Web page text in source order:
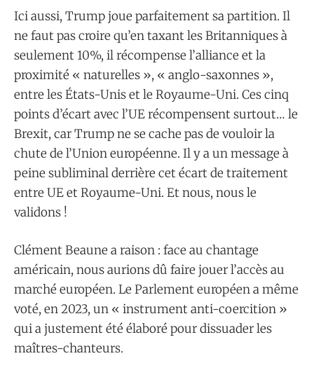
Ici aussi, Trump joue parfaitement sa partition. Il
ne faut pas croire qu’en taxant les Britanniques à
seulement 10%, il récompense l’alliance et la
proximité « naturelles », « anglo-saxonnes »,
entre les États-Unis et le Royaume-Uni. Ces cinq
points d’écart avec l’UE récompensent surtout… le
Brexit, car Trump ne se cache pas de vouloir la
chute de l’Union européenne. Il y a un message à
peine subliminal derrière cet écart de traitement
entre UE et Royaume-Uni. Et nous, nous le
validons !
Clément Beaune a raison : face au chantage
américain, nous aurions dû faire jouer l’accès au
marché européen. Le Parlement européen a même
voté, en 2023, un « instrument anti-coercition »
qui a justement été élaboré pour dissuader les
maîtres-chanteurs.